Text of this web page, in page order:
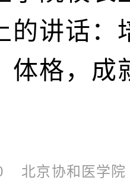
的讲话：
体格，成
北京协和医学院